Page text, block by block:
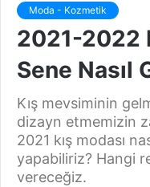
Moda - Kozmetik
2021-2022
Sene Nasıl
Kış mevsiminin
dizayn etmemizin
2021 kış modası
yapabiliriz? Hangi
vereceğiz.